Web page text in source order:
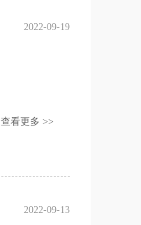
2022-09-19
查看更多 >>
2022-09-13